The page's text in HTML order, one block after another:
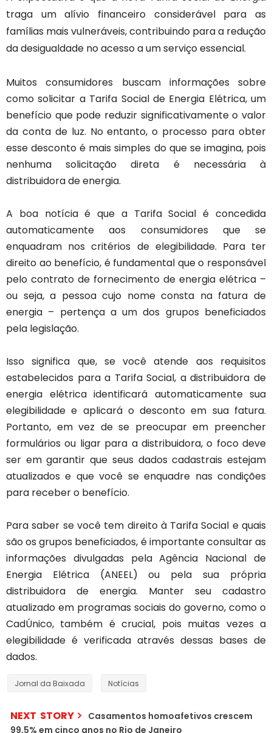
traga um alívio financeiro considerável para as
famílias mais vulneráveis, contribuindo para a redução
da desigualdade no acesso a um serviço essencial.
Muitos consumidores buscam informações sobre
como solicitar a Tarifa Social de Energia Elétrica, um
benefício que pode reduzir significativamente o valor
da conta de luz. No entanto, o processo para obter
esse desconto é mais simples do que se imagina, pois
nenhuma solicitação direta é necessária à
distribuidora de energia.
A boa notícia é que a Tarifa Social é concedida
automaticamente aos consumidores que se
enquadram nos critérios de elegibilidade. Para ter
direito ao benefício, é fundamental que o responsável
pelo contrato de fornecimento de energia elétrica –
ou seja, a pessoa cujo nome consta na fatura de
energia – pertença a um dos grupos beneficiados
pela legislação.
Isso significa que, se você atende aos requisitos
estabelecidos para a Tarifa Social, a distribuidora de
energia elétrica identificará automaticamente sua
elegibilidade e aplicará o desconto em sua fatura.
Portanto, em vez de se preocupar em preencher
formulários ou ligar para a distribuidora, o foco deve
ser em garantir que seus dados cadastrais estejam
atualizados e que você se enquadre nas condições
para receber o benefício.
Para saber se você tem direito à Tarifa Social e quais
são os grupos beneficiados, é importante consultar as
informações divulgadas pela Agência Nacional de
Energia Elétrica (ANEEL) ou pela sua própria
distribuidora de energia. Manter seu cadastro
atualizado em programas sociais do governo, como o
CadÚnico, também é crucial, pois muitas vezes a
elegibilidade é verificada através dessas bases de
dados.
Jornal da Baixada Notícias
NEXT STORY
Casamentos homoafetivos crescem
99,5% em cinco anos no Rio de Janeiro